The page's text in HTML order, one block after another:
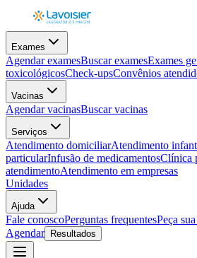
Exames
Agendar examesBuscar examesExames
toxicológicosCheck-upsConvênios
Vacinas
Agendar vacinasBuscar vacinas
Serviços
Atendimento domiciliarAtendimento
particularInfusão de medicamentosClínica
atendimentoAtendimento em empresas
Unidades
Ajuda
Fale conoscoPerguntas frequentesPeça
Agendar
Resultados